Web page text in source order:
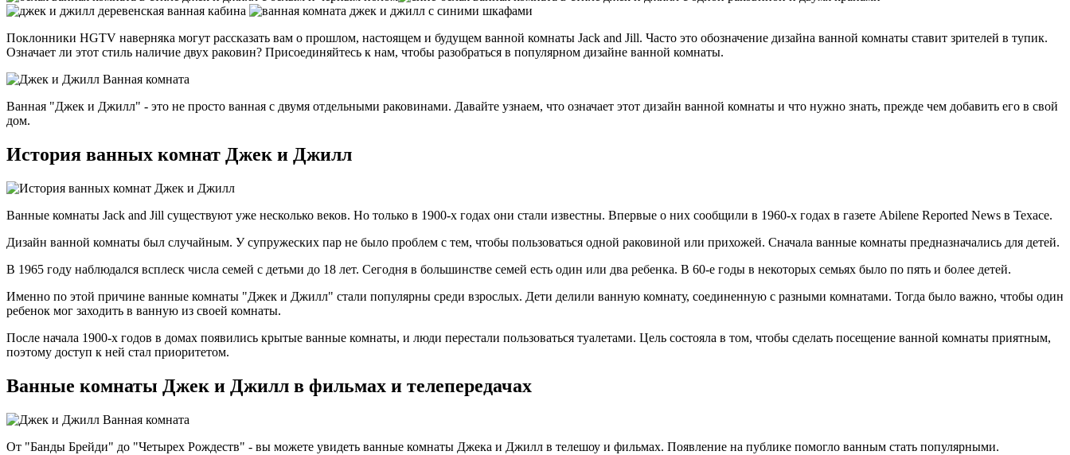
Поклонники HGTV наверняка могут рассказать вам о прошлом, настоящем и будущем ванной комнаты Jack and Jill. Часто это обозначение дизайна ванной комнаты ставит зрителей в тупик.
Означает ли этот стиль наличие двух раковин? Присоединяйтесь к нам, чтобы разобраться в популярном дизайне ванной комнаты.
Ванная "Джек и Джилл" - это не просто ванная с двумя отдельными раковинами. Давайте узнаем, что означает этот дизайн ванной комнаты и что нужно знать, прежде чем добавить его в свой
дом.
История ванных комнат Джек и Джилл
Ванные комнаты Jack and Jill существуют уже несколько веков. Но только в 1900-х годах они стали известны. Впервые о них сообщили в 1960-х годах в газете Abilene Reported News в Техасе.
Дизайн ванной комнаты был случайным. У супружеских пар не было проблем с тем, чтобы пользоваться одной раковиной или прихожей. Сначала ванные комнаты предназначались для детей.
В 1965 году наблюдался всплеск числа семей с детьми до 18 лет. Сегодня в большинстве семей есть один или два ребенка. В 60-е годы в некоторых семьях было по пять и более детей.
Именно по этой причине ванные комнаты "Джек и Джилл" стали популярны среди взрослых. Дети делили ванную комнату, соединенную с разными комнатами. Тогда было важно, чтобы один
ребенок мог заходить в ванную из своей комнаты.
После начала 1900-х годов в домах появились крытые ванные комнаты, и люди перестали пользоваться туалетами. Цель состояла в том, чтобы сделать посещение ванной комнаты приятным,
поэтому доступ к ней стал приоритетом.
Ванные комнаты Джек и Джилл в фильмах и телепередачах
От "Банды Брейди" до "Четырех Рождеств" - вы можете увидеть ванные комнаты Джека и Джилл в телешоу и фильмах. Появление на публике помогло ванным стать популярными.